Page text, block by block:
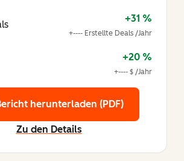
+31 %
+---- Erstellte Deals /Jahr
+20 %
+---- $ /Jahr
Zu den Details
herunterladen (PDF)